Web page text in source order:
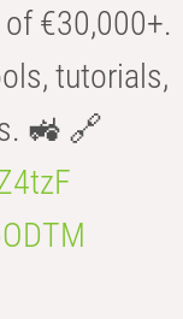
€30,000+.
tutorials,
🚜 🔗